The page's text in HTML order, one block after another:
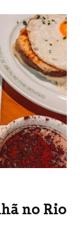
no Rio